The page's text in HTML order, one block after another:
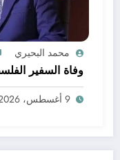
محمد البحيري
وفاة السفير
9 أغسطس، 2026